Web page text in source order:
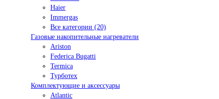
Haier
Immergas
Все категории (20)
Газовые накопительные нагреватели
Ariston
Federica Bugatti
Termica
Турботех
Комплектующие и аксессуары
Atlantic